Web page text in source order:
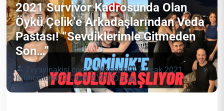
2021 Survivor Kadrosunda Olan
Öykü Çelik’e Arkadaşlarından Veda
Pastası! “Sevdiklerimle Gitmeden
Son…”
Tvyayinakisi.com Magazin
2 Ocak 2021
(Güncellendi: 2 Ocak 2021)
3 dk